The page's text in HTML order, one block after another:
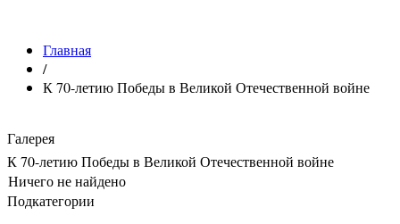
Главная
/
К 70-летию Победы в Великой Отечественной войне
Галерея
К 70-летию Победы в Великой Отечественной войне
Ничего не найдено
Подкатегории